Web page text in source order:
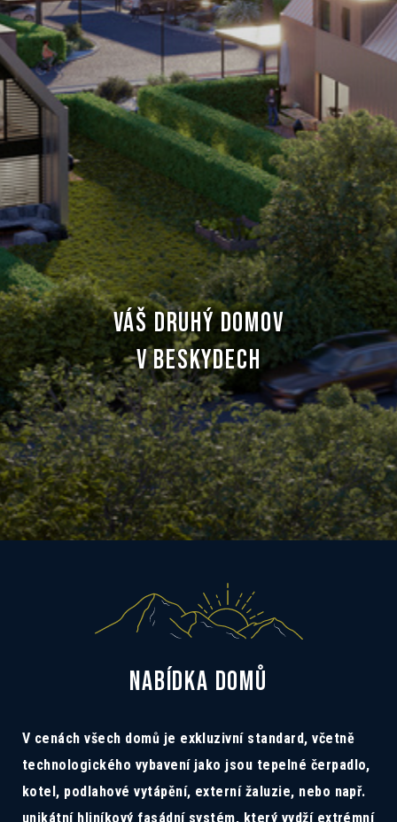
VÁŠ DRUHÝ DOMOV
V BESKYDECH
NABÍDKA DOMŮ
V cenách všech domů je exkluzivní standard, včetně
technologického vybavení jako jsou tepelné čerpadlo,
kotel, podlahové vytápění, externí žaluzie, nebo např.
unikátní hliníkový fasádní systém, který vydží extrémní